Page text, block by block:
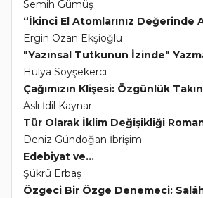
Semih Gümüş
“İkinci El Atomlarınız Değerinde
Ergin Ozan Ekşioğlu
"Yazınsal Tutkunun İzinde"
Hülya Soyşekerci
Çağımızın Klişesi: Özgünlük
Aslı İdil Kaynar
Tür Olarak İklim Değişikliği
Deniz Gündoğan İbrişim
Edebiyat ve...
Şükrü Erbaş
Özgeci Bir Özge Denemeci: